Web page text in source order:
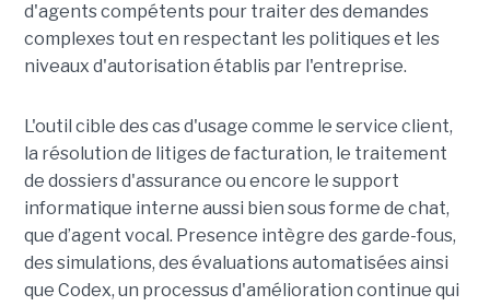
d'agents compétents pour traiter des demandes
complexes tout en respectant les politiques et les
niveaux d'autorisation établis par l'entreprise.
L'outil cible des cas d'usage comme le service client,
la résolution de litiges de facturation, le traitement
de dossiers d'assurance ou encore le support
informatique interne aussi bien sous forme de chat,
que d’agent vocal. Presence intègre des garde-fous,
des simulations, des évaluations automatisées ainsi
que Codex, un processus d'amélioration continue qui